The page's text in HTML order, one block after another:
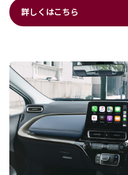
詳しくはこちら